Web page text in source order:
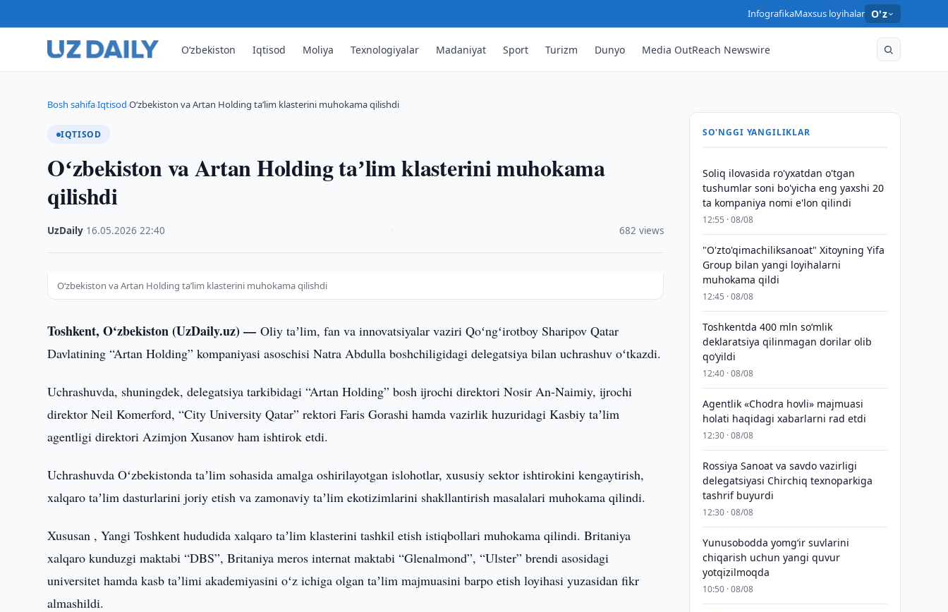
InfografikaMaxsus loyihalar O'z
O‘zbekiston Iqtisod Moliya Texnologiyalar Madaniyat Sport Turizm Dunyo Media OutReach Newswire
Bosh sahifa›Iqtisod›Oʻzbekiston va Artan Holding taʼlim klasterini muhokama qilishdi
IQTISOD
Oʻzbekiston va Artan Holding taʼlim klasterini muhokama
qilishdi
UzDaily 16.05.2026 ·22:40 682 views
Oʻzbekiston va Artan Holding taʼlim klasterini muhokama qilishdi
Toshkent, O‘zbekiston (UzDaily.uz) —Oliy taʼlim, fan va innovatsiyalar vaziri Qoʻngʻirotboy Sharipov Qatar
Davlatining “Artan Holding” kompaniyasi asoschisi Natra Abdulla boshchiligidagi delegatsiya bilan uchrashuv oʻtkazdi.
Uchrashuvda, shuningdek, delegatsiya tarkibidagi “Artan Holding” bosh ijrochi direktori Nosir An-Naimiy, ijrochi
direktor Neil Komerford, “City University Qatar” rektori Faris Gorashi hamda vazirlik huzuridagi Kasbiy taʼlim
agentligi direktori Azimjon Xusanov ham ishtirok etdi.
Uchrashuvda Oʻzbekistonda taʼlim sohasida amalga oshirilayotgan islohotlar, xususiy sektor ishtirokini kengaytirish,
xalqaro taʼlim dasturlarini joriy etish va zamonaviy taʼlim ekotizimlarini shakllantirish masalalari muhokama qilindi.
Xususan , Yangi Toshkent hududida xalqaro taʼlim klasterini tashkil etish istiqbollari muhokama qilindi. Britaniya
xalqaro kunduzgi maktabi “DBS”, Britaniya meros internat maktabi “Glenalmond”, “Ulster” brendi asosidagi
universitet hamda kasb taʼlimi akademiyasini oʻz ichiga olgan taʼlim majmuasini barpo etish loyihasi yuzasidan fikr
almashildi.
SO'NGGI YANGILIKLAR
Soliq ilovasida ro'yxatdan o'tgan
tushumlar soni bo'yicha eng yaxshi 20
ta kompaniya nomi e'lon qilindi
12:55 · 08/08
"O'zto'qimachiliksanoat" Xitoyning Yifa
Group bilan yangi loyihalarni
muhokama qildi
12:45 · 08/08
Toshkentda 400 mln so‘mlik
deklaratsiya qilinmagan dorilar olib
qo‘yildi
12:40 · 08/08
Agentlik «Chodra hovli» majmuasi
holati haqidagi xabarlarni rad etdi
12:30 · 08/08
Rossiya Sanoat va savdo vazirligi
delegatsiyasi Chirchiq texnoparkiga
tashrif buyurdi
12:30 · 08/08
Yunusobodda yomg‘ir suvlarini
chiqarish uchun yangi quvur
yotqizilmoqda
10:50 · 08/08